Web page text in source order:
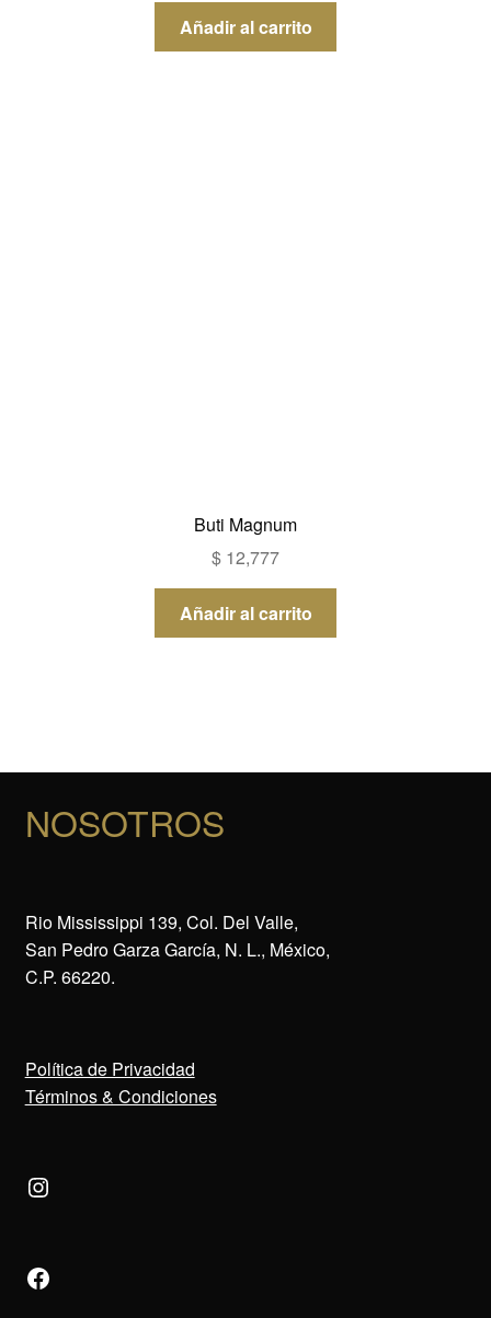
Añadir al carrito
Buti Magnum
$ 12,777
Añadir al carrito
NOSOTROS
Rio Mississippi 139, Col. Del Valle,
San Pedro Garza García, N. L., México,
C.P. 66220.
Política de Privacidad
Términos & Condiciones
Instagram
Facebook